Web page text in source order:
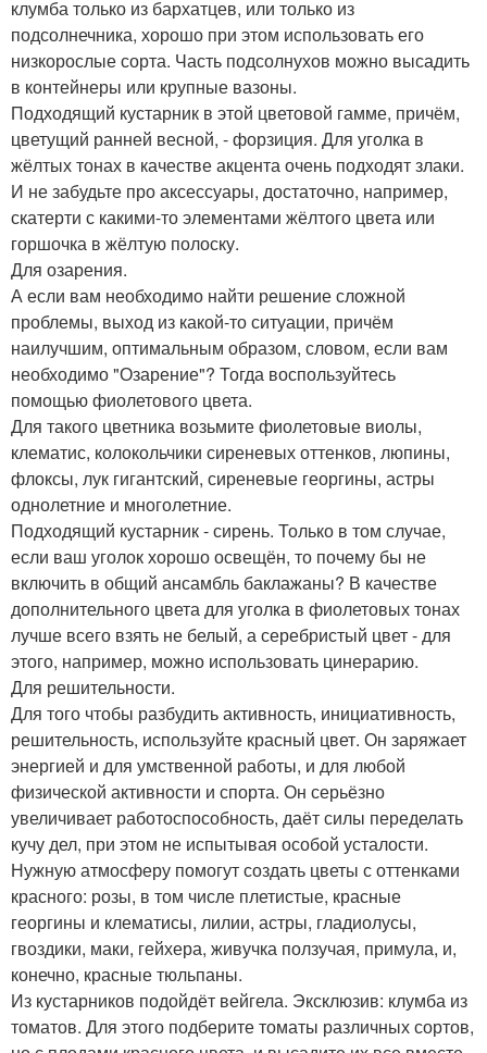
клумба только из бархатцев, или только из
подсолнечника, хорошо при этом использовать его
низкорослые сорта. Часть подсолнухов можно высадить
в контейнеры или крупные вазоны.
Подходящий кустарник в этой цветовой гамме, причём,
цветущий ранней весной, - форзиция. Для уголка в
жёлтых тонах в качестве акцента очень подходят злаки.
И не забудьте про аксессуары, достаточно, например,
скатерти с какими-то элементами жёлтого цвета или
горшочка в жёлтую полоску.
Для озарения.
А если вам необходимо найти решение сложной
проблемы, выход из какой-то ситуации, причём
наилучшим, оптимальным образом, словом, если вам
необходимо "Озарение"? Тогда воспользуйтесь
помощью фиолетового цвета.
Для такого цветника возьмите фиолетовые виолы,
клематис, колокольчики сиреневых оттенков, люпины,
флоксы, лук гигантский, сиреневые георгины, астры
однолетние и многолетние.
Подходящий кустарник - сирень. Только в том случае,
если ваш уголок хорошо освещён, то почему бы не
включить в общий ансамбль баклажаны? В качестве
дополнительного цвета для уголка в фиолетовых тонах
лучше всего взять не белый, а серебристый цвет - для
этого, например, можно использовать цинерарию.
Для решительности.
Для того чтобы разбудить активность, инициативность,
решительность, используйте красный цвет. Он заряжает
энергией и для умственной работы, и для любой
физической активности и спорта. Он серьёзно
увеличивает работоспособность, даёт силы переделать
кучу дел, при этом не испытывая особой усталости.
Нужную атмосферу помогут создать цветы с оттенками
красного: розы, в том числе плетистые, красные
георгины и клематисы, лилии, астры, гладиолусы,
гвоздики, маки, гейхера, живучка ползучая, примула, и,
конечно, красные тюльпаны.
Из кустарников подойдёт вейгела. Эксклюзив: клумба из
томатов. Для этого подберите томаты различных сортов,